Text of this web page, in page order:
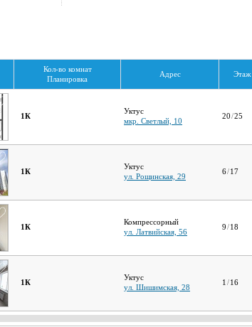
Кол-во комнат
Планировка
Адрес Этаж
1К
Уктус
мкр. Светлый, 10
20/25
1К
Уктус
ул. Рощинская, 29
6/17
1К
Компрессорный
ул. Латвийская, 56
9/18
1К
Уктус
ул. Шишимская, 28
1 /16